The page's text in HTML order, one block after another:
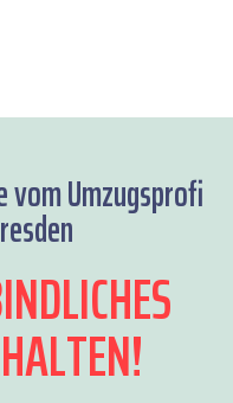
vom Umzugsprofi